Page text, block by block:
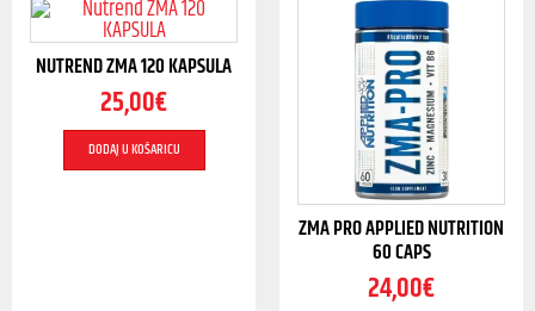
NUTREND ZMA 120 KAPSULA
25,00€
DODAJ U KOŠARICU
ZMA PRO APPLIED NUTRITION
60 CAPS
24,00€